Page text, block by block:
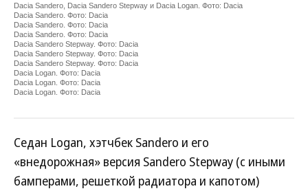
Dacia Sandero, Dacia Sandero Stepway и Dacia Logan. Фото: Dacia
Dacia Sandero. Фото: Dacia
Dacia Sandero. Фото: Dacia
Dacia Sandero. Фото: Dacia
Dacia Sandero Stepway. Фото: Dacia
Dacia Sandero Stepway. Фото: Dacia
Dacia Sandero Stepway. Фото: Dacia
Dacia Logan. Фото: Dacia
Dacia Logan. Фото: Dacia
Dacia Logan. Фото: Dacia
Седан Logan, хэтчбек Sandero и его
«внедорожная» версия Sandero Stepway (с иными
бамперами, решеткой радиатора и капотом)